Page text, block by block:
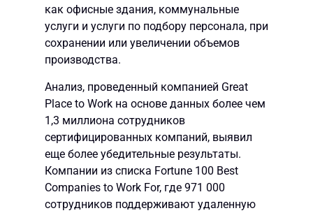
как офисные здания, коммунальные
услуги и услуги по подбору персонала, при
сохранении или увеличении объемов
производства.
Анализ, проведенный компанией Great
Place to Work на основе данных более чем
1,3 миллиона сотрудников
сертифицированных компаний, выявил
еще более убедительные результаты.
Компании из списка Fortune 100 Best
Companies to Work For, где 971 000
сотрудников поддерживают удаленную